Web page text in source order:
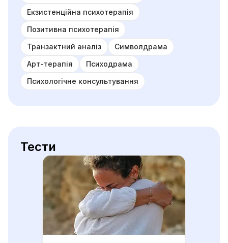
Екзистенційна психотерапія
Позитивна психотерапія
Транзактний аналіз
Символдрама
Арт-терапія
Психодрама
Психологічне консультування
Тести